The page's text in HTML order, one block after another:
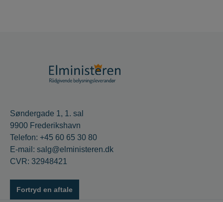
Søndergade 1, 1. sal
9900 Frederikshavn
Telefon: +45 60 65 30 80
E-mail: salg@elministeren.dk
CVR: 32948421
Fortryd en aftale